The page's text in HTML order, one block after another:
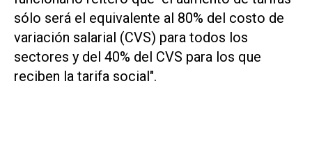
sólo será el equivalente al 80% del costo de
variación salarial (CVS) para todos los
sectores y del 40% del CVS para los que
reciben la tarifa social".